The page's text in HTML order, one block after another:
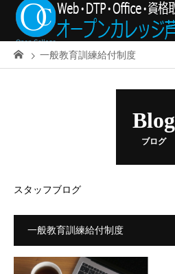
一般教育訓練給付制度
Blog
ブログ
スタッフブログ
一般教育訓練給付制度